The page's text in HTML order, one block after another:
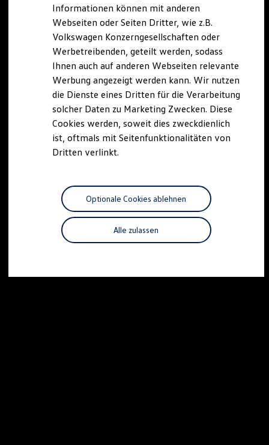
Lifestyle Shop
T-Roc Kollektion
Golf Kollektion
ID. Kollektion
Volkswagen Kollektion
R-Kollektion
GTI Kollektion
Fußball Drop
we drive football
#wedriveproud
Besitzer und Service
Software Updates
Service und Ersatzteile
Motorenöl und Flüssigkeiten
Räder und Reifen
Pannen- und Unfallhilfe
Economy Service
Volkswagen Teile
Zubehör
Informationen können mit anderen
Webseiten oder Seiten Dritter, wie z.B.
Volkswagen Konzerngesellschaften oder
Werbetreibenden, geteilt werden, sodass
Ihnen auch auf anderen Webseiten relevante
Werbung angezeigt werden kann. Wir nutzen
die Dienste eines Dritten für die Verarbeitung
solcher Daten zu Marketing Zwecken. Diese
Cookies werden, soweit dies zweckdienlich
ist, oftmals mit Seitenfunktionalitäten von
Dritten verlinkt.
Alle zulassen
Optionale Cookies ablehnen